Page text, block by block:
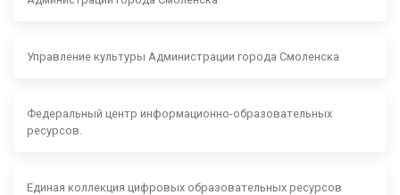
Управление культуры Администрации города Смоленска
Федеральный центр информационно-образовательных
ресурсов.
Единая коллекция цифровых образовательных ресурсов